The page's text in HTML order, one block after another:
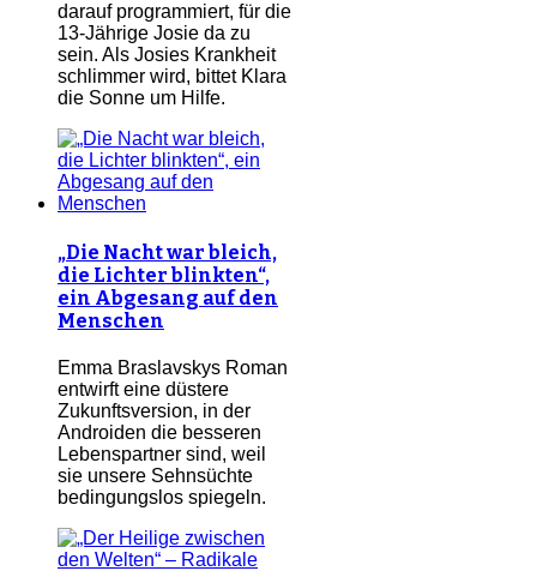
darauf programmiert, für die
13-Jährige Josie da zu
sein. Als Josies Krankheit
schlimmer wird, bittet Klara
die Sonne um Hilfe.
„Die Nacht war bleich,
die Lichter blinkten“,
ein Abgesang auf den
Menschen
Emma Braslavskys Roman
entwirft eine düstere
Zukunftsversion, in der
Androiden die besseren
Lebenspartner sind, weil
sie unsere Sehnsüchte
bedingungslos spiegeln.